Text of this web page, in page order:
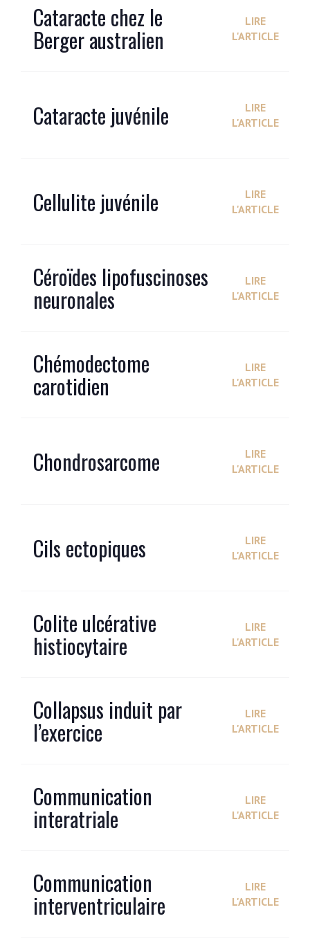
Cataracte chez le
Berger australien
LIRE
L'ARTICLE
Cataracte juvénile
LIRE
L'ARTICLE
Cellulite juvénile
LIRE
L'ARTICLE
Céroïdes lipofuscinoses
neuronales
LIRE
L'ARTICLE
Chémodectome
carotidien
LIRE
L'ARTICLE
Chondrosarcome
LIRE
L'ARTICLE
Cils ectopiques
LIRE
L'ARTICLE
Colite ulcérative
histiocytaire
LIRE
L'ARTICLE
Collapsus induit par
l’exercice
LIRE
L'ARTICLE
Communication
interatriale
LIRE
L'ARTICLE
Communication
interventriculaire
LIRE
L'ARTICLE